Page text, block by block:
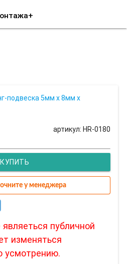
артикул: HR-0180
КУПИТЬ
у менеджера
публичной
изменяться
усмотрению.